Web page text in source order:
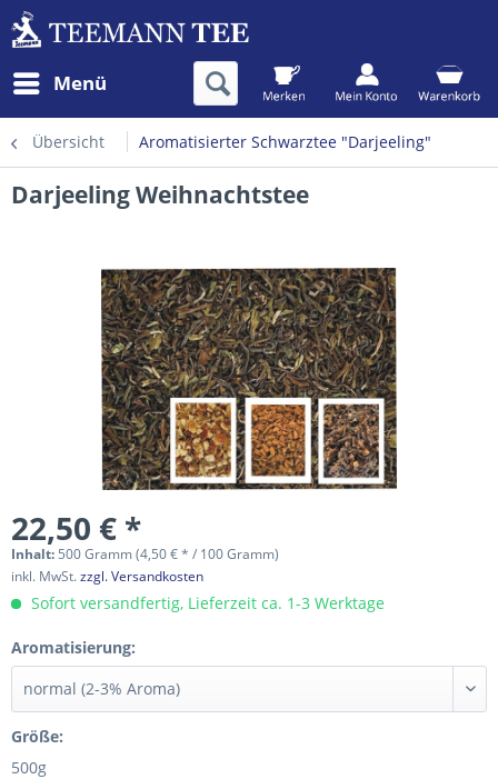
Menü
Übersicht Aromatisierter Schwarztee "Darjeeling"
Darjeeling Weihnachtstee
22,50 € *
Inhalt: 500 Gramm (4,50 € * / 100 Gramm)
inkl. MwSt.zzgl. Versandkosten
Sofort versandfertig, Lieferzeit ca. 1-3 Werktage
Aromatisierung:
Größe:
500g